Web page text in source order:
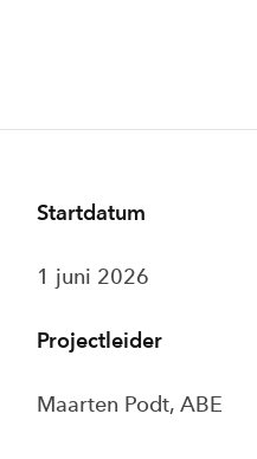
Startdatum
1 juni 2026
Projectleider
Maarten Podt, ABE